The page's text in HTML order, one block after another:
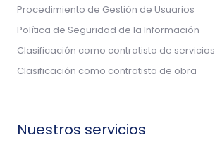
Procedimiento de Gestión de Usuarios
Política de Seguridad de la Información
Clasificación como contratista de servicios
Clasificación como contratista de obra
Nuestros servicios